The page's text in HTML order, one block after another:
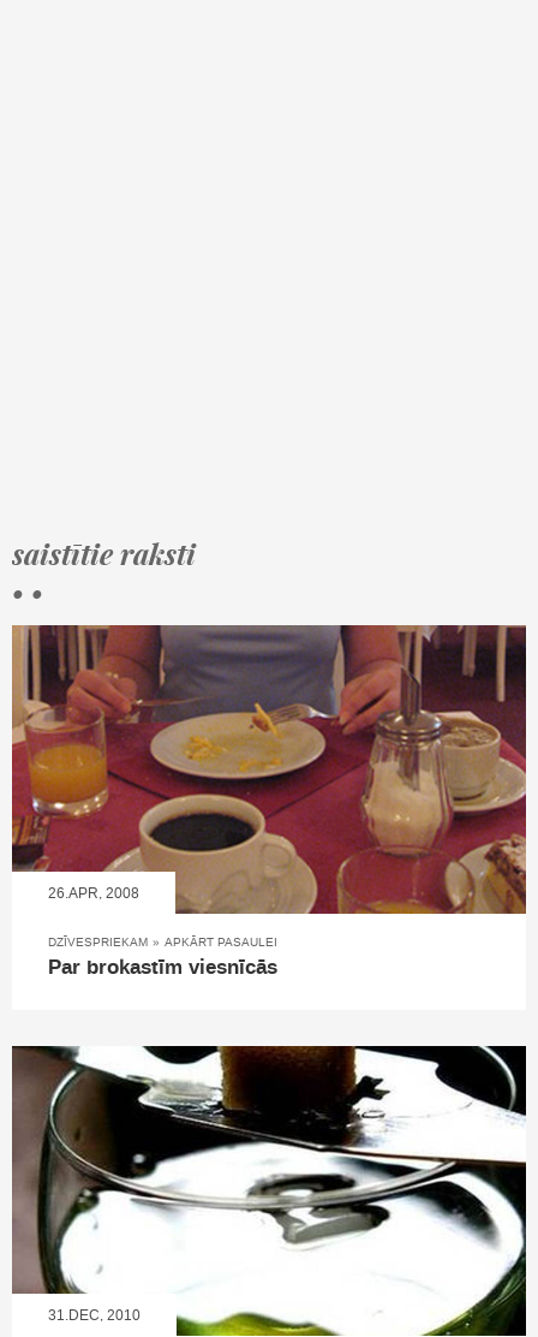
saistītie raksti
• •
26.APR, 2008
DZĪVESPRIEKAM » APKĀRT PASAULEI
Par brokastīm viesnīcās
31.DEC, 2010